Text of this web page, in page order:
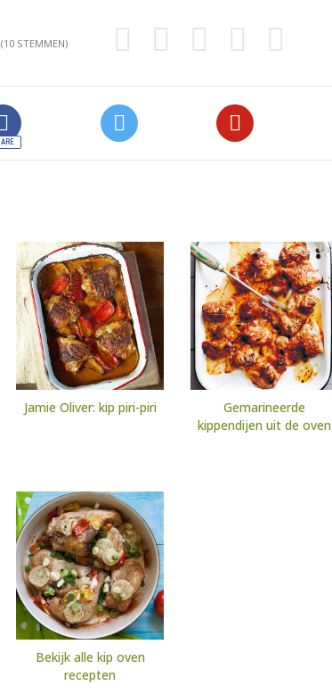
(10 STEMMEN)
Jamie Oliver: kip piri-piri
Gemarineerde
kippendijen uit de oven
Bekijk alle kip oven
recepten